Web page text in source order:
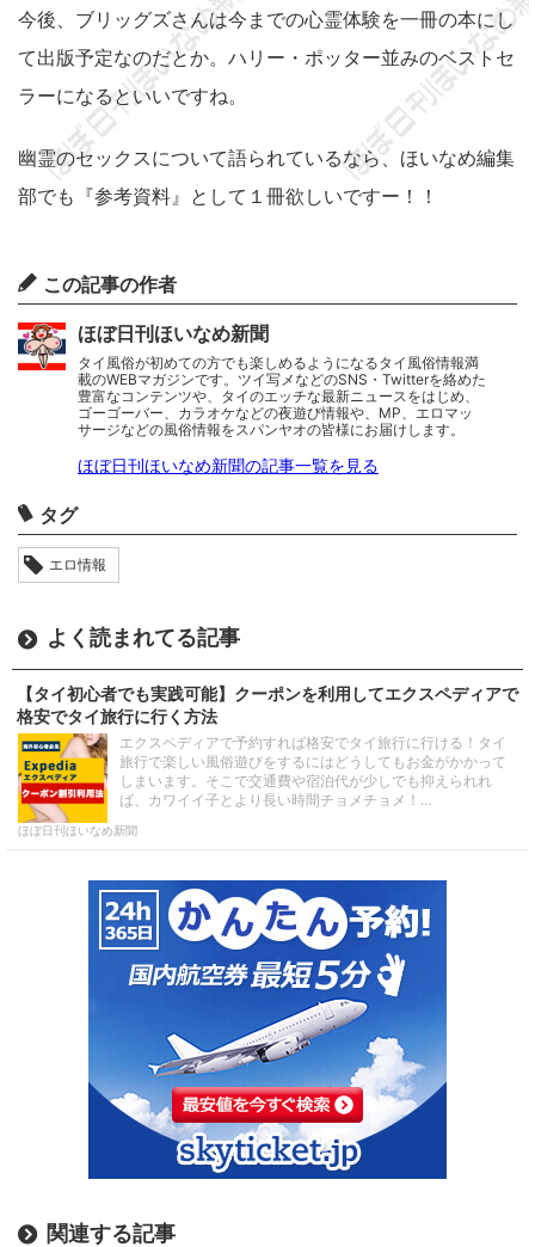
今後、ブリッグズさんは今までの心霊体験を一冊の本にし
て出版予定なのだとか。ハリー・ポッター並みのベストセ
ラーになるといいですね。
幽霊のセックスについて語られているなら、ほいなめ編集
部でも『参考資料』として１冊欲しいですー！！
この記事の作者
ほぼ日刊ほいなめ新聞
タイ風俗が初めての方でも楽しめるようになるタイ風俗情報満
載のWEBマガジンです。ツイ写メなどのSNS・Twitterを絡めた
豊富なコンテンツや、タイのエッチな最新ニュースをはじめ、
ゴーゴーバー、カラオケなどの夜遊び情報や、MP、エロマッ
サージなどの風俗情報をスパンヤオの皆様にお届けします。
ほぼ日刊ほいなめ新聞の記事一覧を見る
タグ
エロ情報
よく読まれてる記事
【タイ初心者でも実践可能】クーポンを利用してエクスペディアで
格安でタイ旅行に行く方法
エクスペディアで予約すれば格安でタイ旅行に行ける！タイ
旅行で楽しい風俗遊びをするにはどうしてもお金がかかって
しまいます。そこで交通費や宿泊代が少しでも抑えられれ
ば、カワイイ子とより長い時間チョメチョメ！…
ほぼ日刊ほいなめ新聞
関連する記事